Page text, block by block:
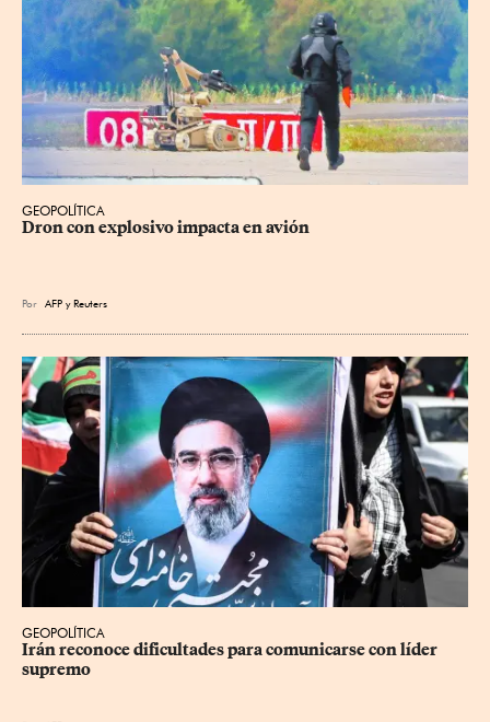
GEOPOLÍTICA
Dron con explosivo impacta en avión
Por AFP yReuters
GEOPOLÍTICA
Irán reconoce dificultades para comunicarse con líder
supremo